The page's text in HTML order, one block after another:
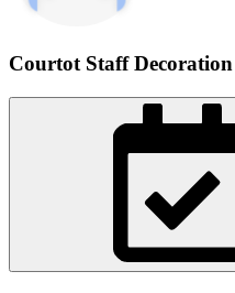
Courtot Staff